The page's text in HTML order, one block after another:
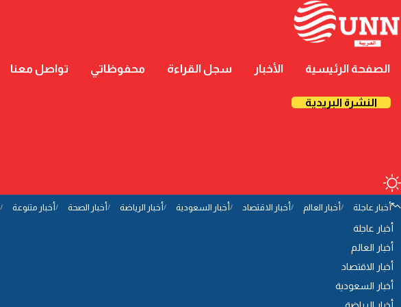
الصفحة الرئيسية الأخبار سجل القراءة محفوظاتي تواصل معنا
النشرة البريدية
أخبار عاجلة أخبار العالم أخبار الاقتصاد أخبار السعودية أخبار الرياضة أخبار الصحة أخبار متنوعة
أخبار عاجلة
أخبار العالم
أخبار الاقتصاد
أخبار السعودية